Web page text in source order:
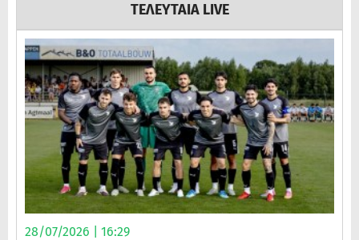
ΤΕΛΕΥΤΑΙΑ LIVE
28/07/2026 | 16:29